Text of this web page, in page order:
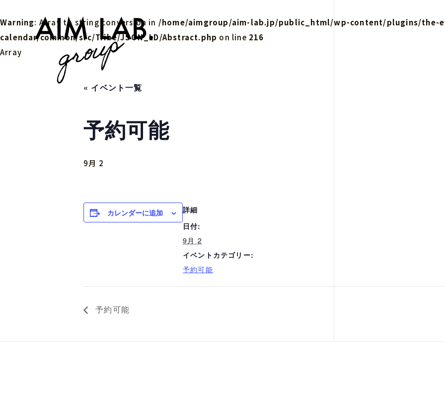
Warning: Array to string conversion in /home/aimgroup/aim-lab.jp/public_html/wp-content/plugins/the-
calendar/common/src/Tribe/JSON_LD/Abstract.php on line 216
Array
« イベント一覧
予約可能
9月 2
カレンダーに追加
詳細
日付:
9月 2
イベントカテゴリー:
予約可能
予約可能